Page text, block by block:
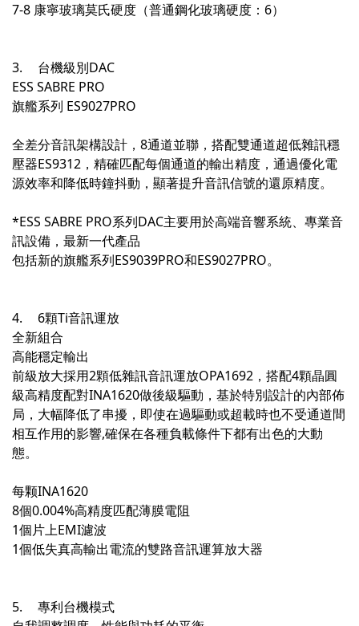
7-8 康寧玻璃莫氏硬度（普通鋼化玻璃硬度：6）
3.
台機級別DAC
ESS SABRE PRO
旗艦系列 ES9027PRO
全差分音訊架構設計，8通道並聯，搭配雙通道超低雜訊穩
壓器ES9312，精確匹配每個通道的輸出精度，通過優化電
源效率和降低時鐘抖動，顯著提升音訊信號的還原精度。
*ESS SABRE PRO系列DAC主要用於高端音響系統、專業音
訊設備，最新一代產品
包括新的旗艦系列ES9039PRO和ES9027PRO。
4.
6顆Ti音訊運放
全新組合
高能穩定輸出
前級放大採用2顆低雜訊音訊運放OPA1692，搭配4顆晶圓
級高精度配對INA1620做後級驅動，基於特別設計的內部佈
局，大幅降低了串擾，即使在過驅動或超載時也不受通道間
相互作用的影響,確保在各種負載條件下都有出色的大動
態。
每颗INA1620
8個0.004%高精度匹配薄膜電阻
1個片上EMI濾波
1個低失真高輸出電流的雙路音訊運算放大器
5.
專利台機模式